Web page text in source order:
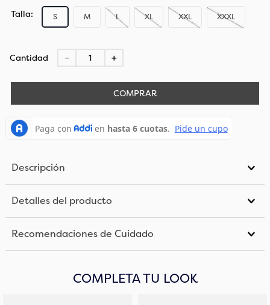
Talla S M L XL XXL XXXL
Cantidad ＋
－
COMPRAR
Descripción
Detalles del producto
Recomendaciones de Cuidado
COMPLETA TU LOOK